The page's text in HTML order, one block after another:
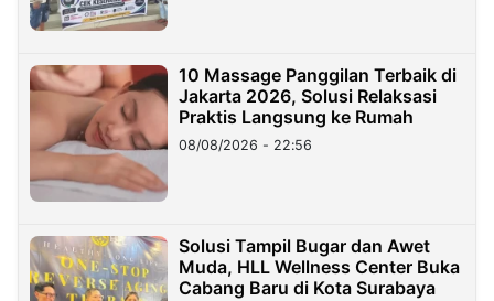
10 Massage Panggilan Terbaik di
Jakarta 2026, Solusi Relaksasi
Praktis Langsung ke Rumah
08/08/2026 - 22:56
Solusi Tampil Bugar dan Awet
Muda, HLL Wellness Center Buka
Cabang Baru di Kota Surabaya